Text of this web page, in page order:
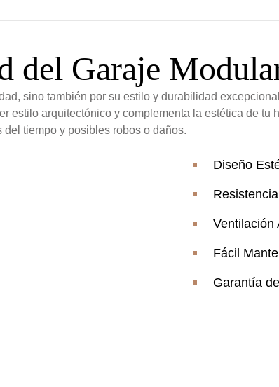
del Garaje
sino también por su estilo y durabilidad
estilo arquitectónico y complementa la estética de
tiempo y posibles robos o daños.
Diseño
Ventilación
Fácil
Garantía